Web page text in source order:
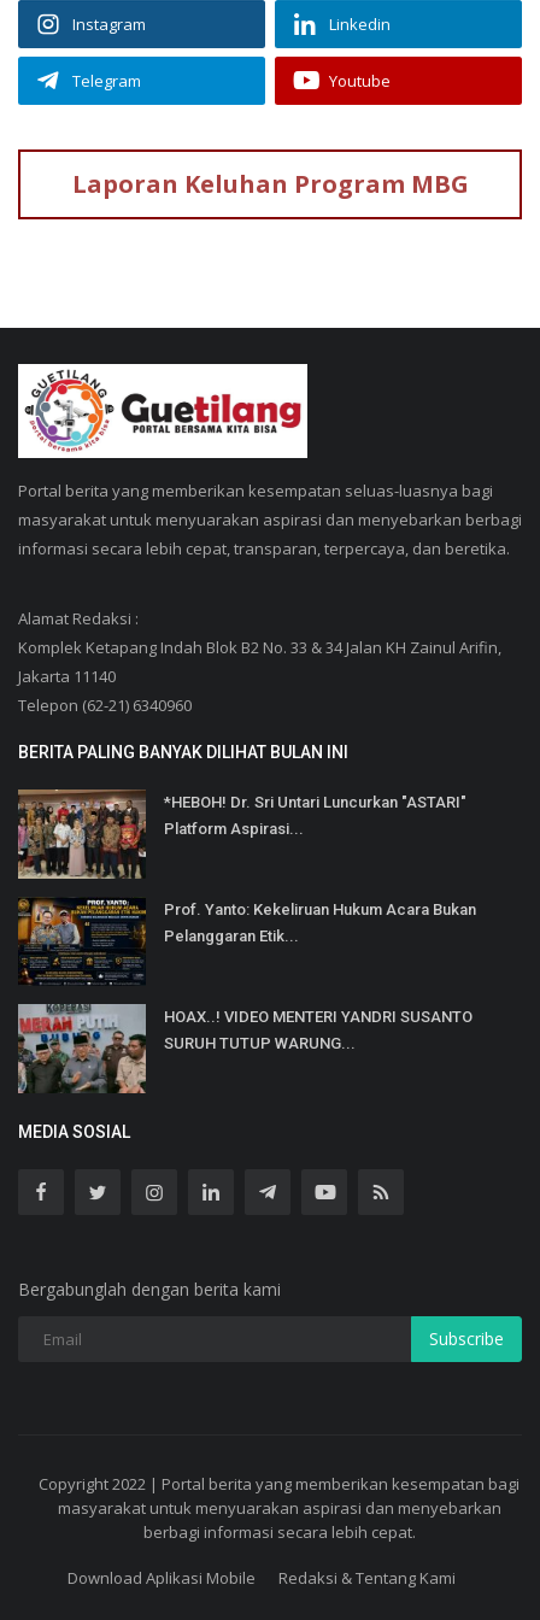
Instagram Linkedin
Telegram Youtube
Laporan Keluhan Program MBG
Portal berita yang memberikan kesempatan seluas-luasnya bagi
masyarakat untuk menyuarakan aspirasi dan menyebarkan berbagi
informasi secara lebih cepat, transparan, terpercaya, dan beretika.
Alamat Redaksi :
Komplek Ketapang Indah Blok B2 No. 33 & 34 Jalan KH Zainul Arifin,
Jakarta 11140
Telepon (62-21) 6340960
BERITA PALING BANYAK DILIHAT BULAN INI
*HEBOH! Dr. Sri Untari Luncurkan "ASTARI"
Platform Aspirasi...
Prof. Yanto: Kekeliruan Hukum Acara Bukan
Pelanggaran Etik...
HOAX..! VIDEO MENTERI YANDRI SUSANTO
SURUH TUTUP WARUNG...
MEDIA SOSIAL
Bergabunglah dengan berita kami
Subscribe
Copyright 2022 | Portal berita yang memberikan kesempatan bagi
masyarakat untuk menyuarakan aspirasi dan menyebarkan
berbagi informasi secara lebih cepat.
Download Aplikasi Mobile Redaksi & Tentang Kami